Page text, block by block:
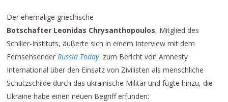
Der ehemalige griechische
Botschafter Leonidas Chrysanthopoulos, Mitglied des
Schiller-Instituts, äußerte sich in einem Interview mit dem
FernsehsenderRussia Today zum Bericht von Amnesty
International über den Einsatz von Zivilisten als menschliche
Schutzschilde durch das ukrainische Militär und fügte hinzu, die
Ukraine habe einen neuen Begriff erfunden: